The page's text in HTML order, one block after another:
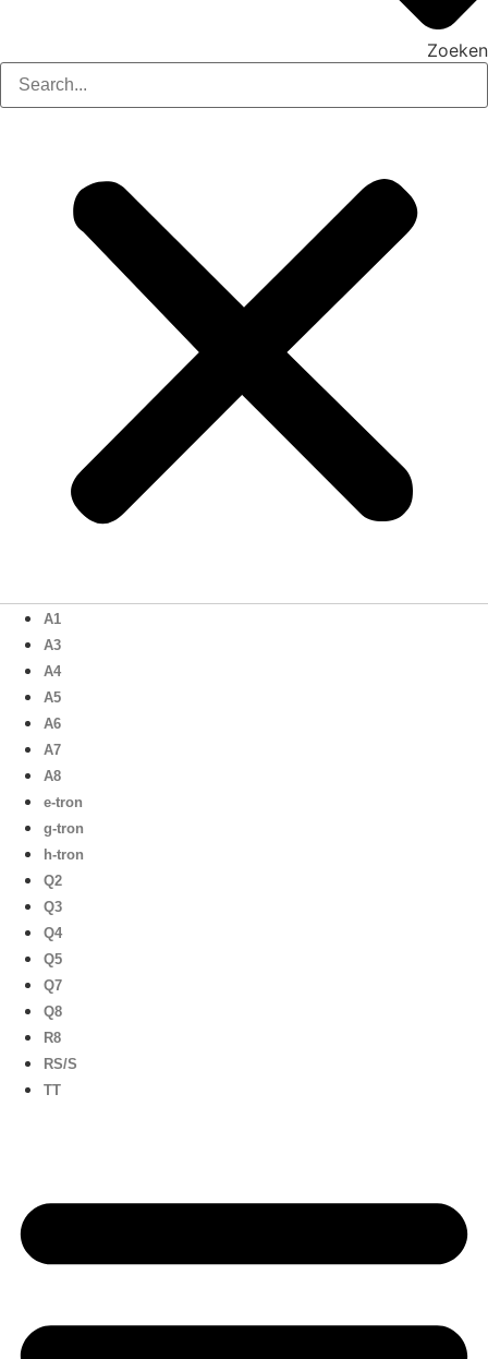
Zoeken
A1
A3
A4
A5
A6
A7
A8
e-tron
g-tron
h-tron
Q2
Q3
Q4
Q5
Q7
Q8
R8
RS/S
TT